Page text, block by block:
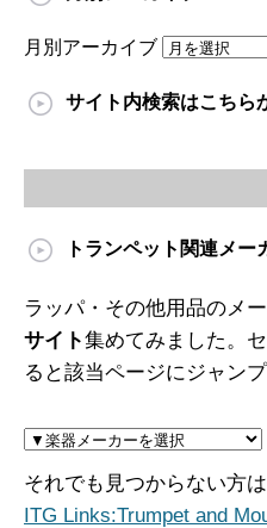
月別アーカイブ
サイト内検索はこちら
トランペット関連メー
ラッパ・その他用品のメ
サイト集めてみました。
ると該当ページにジャンプ
それでも見つからない方
ITG Links:Trumpet and